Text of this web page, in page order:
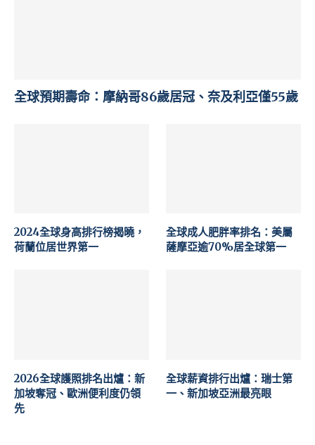
全球預期壽命：摩納哥86歲居冠、奈及利亞僅55歲
2024全球身高排行榜揭曉，
荷蘭位居世界第一
全球成人肥胖率排名：美屬
薩摩亞逾70%居全球第一
2026全球護照排名出爐：新
加坡奪冠、歐洲便利度仍領
先
全球薪資排行出爐：瑞士第
一、新加坡亞洲最亮眼